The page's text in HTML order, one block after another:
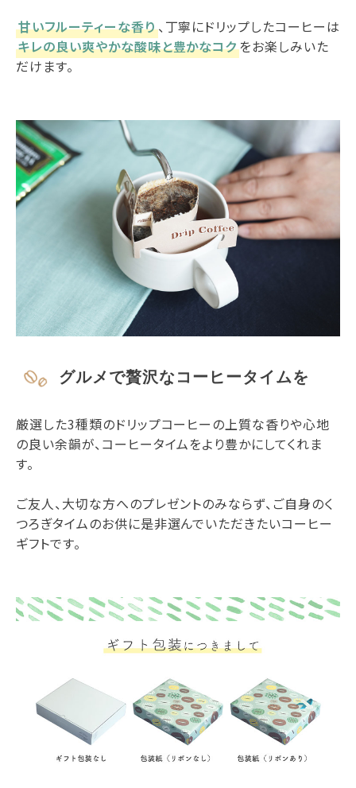
甘いフルーティーな香り、丁寧にドリップしたコーヒーは
キレの良い爽やかな酸味と豊かなコクをお楽しみいた
だけます。
グルメで贅沢なコーヒータイムを
厳選した3種類のドリップコーヒーの上質な香りや心地
の良い余韻が、コーヒータイムをより豊かにしてくれま
す。
ご友人、大切な方へのプレゼントのみならず、ご自身のく
つろぎタイムのお供に是非選んでいただきたいコーヒー
ギフトです。